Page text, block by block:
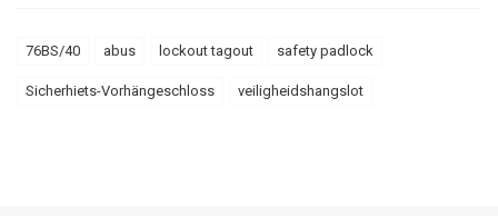
76BS/40 abus lockout tagout safety padlock
Sicherhiets-Vorhängeschloss veiligheidshangslot